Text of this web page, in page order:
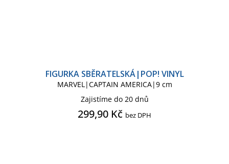
FIGURKA SBĚRATELSKÁ|POP! VINYL
MARVEL|CAPTAIN AMERICA|9 cm
Zajistíme do 20 dnů
299,90 Kč bez DPH